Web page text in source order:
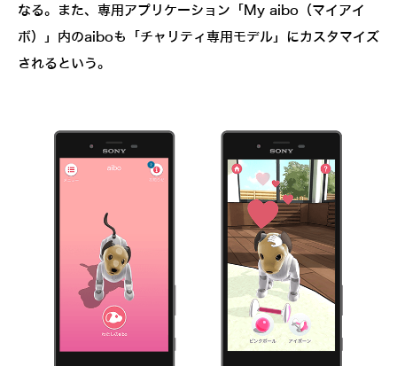
なる。また、専用アプリケーション「My aibo（マイアイ
ボ）」内のaiboも「チャリティ専用モデル」にカスタマイズ
されるという。